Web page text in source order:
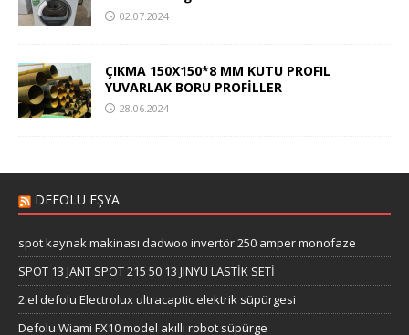
02.07.2024
ÇIKMA 150X150*8 MM KUTU PROFIL
YUVARLAK BORU PROFİLLER
28.06.2024
DEFOLU EŞYA
spot kaynak makinası dadwoo invertör 250 amper monofaze
SPOT 13 JANT SPOT 215 50 13 JINYU LASTİK SETİ
2.el defolu Electrolux ultracaptic elektrik süpürgesi
Defolu Wiami FX10 model akıllı robot süpürge